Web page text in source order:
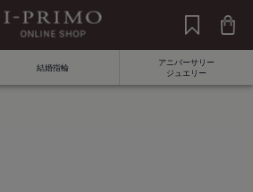
結婚指輪
アニバーサリー
ジュエリー